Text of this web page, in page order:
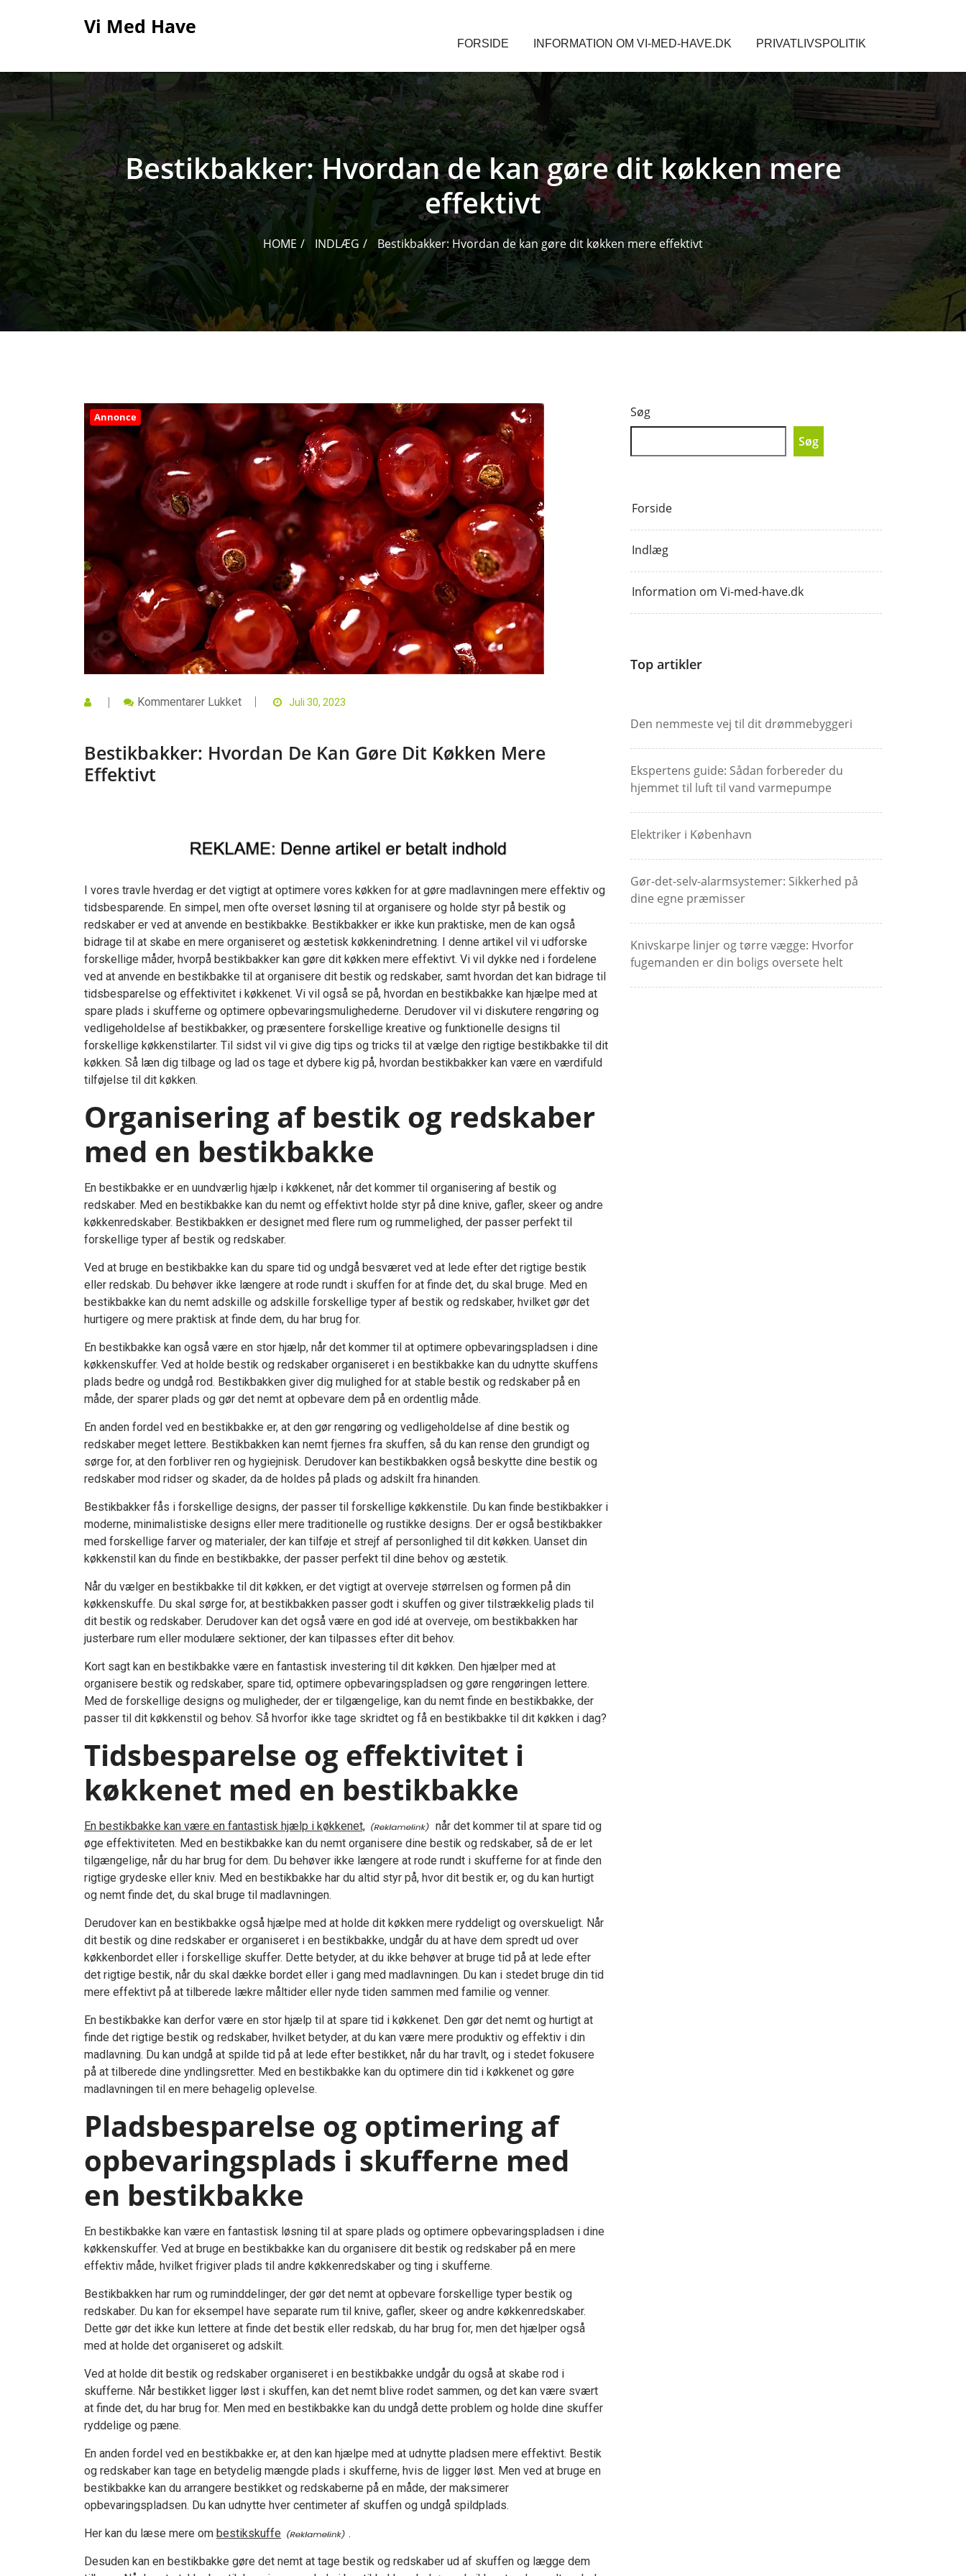
Vi Med Have
FORSIDE INFORMATION OM VI-MED-HAVE.DK PRIVATLIVSPOLITIK
Bestikbakker: Hvordan de kan gøre dit køkken mere
effektivt
HOME INDLÆG Bestikbakker: Hvordan de kan gøre dit køkken mere effektivt
Annonce
Kommentarer LukketTil
Kan
Gøre
Juli 30, 2023
Bestikbakker: Hvordan De Kan Gøre Dit Køkken Mere
Effektivt
I vores travle hverdag er det vigtigt at optimere vores køkken for at gøre madlavningen mere effektiv og
tidsbesparende. En simpel, men ofte overset løsning til at organisere og holde styr på bestik og
redskaber er ved at anvende en bestikbakke. Bestikbakker er ikke kun praktiske, men de kan også
bidrage til at skabe en mere organiseret og æstetisk køkkenindretning. I denne artikel vil vi udforske
forskellige måder, hvorpå bestikbakker kan gøre dit køkken mere effektivt. Vi vil dykke ned i fordelene
ved at anvende en bestikbakke til at organisere dit bestik og redskaber, samt hvordan det kan bidrage til
tidsbesparelse og effektivitet i køkkenet. Vi vil også se på, hvordan en bestikbakke kan hjælpe med at
spare plads i skufferne og optimere opbevaringsmulighederne. Derudover vil vi diskutere rengøring og
vedligeholdelse af bestikbakker, og præsentere forskellige kreative og funktionelle designs til
forskellige køkkenstilarter. Til sidst vil vi give dig tips og tricks til at vælge den rigtige bestikbakke til dit
køkken. Så læn dig tilbage og lad os tage et dybere kig på, hvordan bestikbakker kan være en værdifuld
tilføjelse til dit køkken.
Organisering af bestik og redskaber
med en bestikbakke
En bestikbakke er en uundværlig hjælp i køkkenet, når det kommer til organisering af bestik og
redskaber. Med en bestikbakke kan du nemt og effektivt holde styr på dine knive, gafler, skeer og andre
køkkenredskaber. Bestikbakken er designet med flere rum og rummelighed, der passer perfekt til
forskellige typer af bestik og redskaber.
Ved at bruge en bestikbakke kan du spare tid og undgå besværet ved at lede efter det rigtige bestik
eller redskab. Du behøver ikke længere at rode rundt i skuffen for at finde det, du skal bruge. Med en
bestikbakke kan du nemt adskille og adskille forskellige typer af bestik og redskaber, hvilket gør det
hurtigere og mere praktisk at finde dem, du har brug for.
En bestikbakke kan også være en stor hjælp, når det kommer til at optimere opbevaringspladsen i dine
køkkenskuffer. Ved at holde bestik og redskaber organiseret i en bestikbakke kan du udnytte skuffens
plads bedre og undgå rod. Bestikbakken giver dig mulighed for at stable bestik og redskaber på en
måde, der sparer plads og gør det nemt at opbevare dem på en ordentlig måde.
En anden fordel ved en bestikbakke er, at den gør rengøring og vedligeholdelse af dine bestik og
redskaber meget lettere. Bestikbakken kan nemt fjernes fra skuffen, så du kan rense den grundigt og
sørge for, at den forbliver ren og hygiejnisk. Derudover kan bestikbakken også beskytte dine bestik og
redskaber mod ridser og skader, da de holdes på plads og adskilt fra hinanden.
Bestikbakker fås i forskellige designs, der passer til forskellige køkkenstile. Du kan finde bestikbakker i
moderne, minimalistiske designs eller mere traditionelle og rustikke designs. Der er også bestikbakker
med forskellige farver og materialer, der kan tilføje et strejf af personlighed til dit køkken. Uanset din
køkkenstil kan du finde en bestikbakke, der passer perfekt til dine behov og æstetik.
Når du vælger en bestikbakke til dit køkken, er det vigtigt at overveje størrelsen og formen på din
køkkenskuffe. Du skal sørge for, at bestikbakken passer godt i skuffen og giver tilstrækkelig plads til
dit bestik og redskaber. Derudover kan det også være en god idé at overveje, om bestikbakken har
justerbare rum eller modulære sektioner, der kan tilpasses efter dit behov.
Kort sagt kan en bestikbakke være en fantastisk investering til dit køkken. Den hjælper med at
organisere bestik og redskaber, spare tid, optimere opbevaringspladsen og gøre rengøringen lettere.
Med de forskellige designs og muligheder, der er tilgængelige, kan du nemt finde en bestikbakke, der
passer til dit køkkenstil og behov. Så hvorfor ikke tage skridtet og få en bestikbakke til dit køkken i dag?
Tidsbesparelse og effektivitet i
køkkenet med en bestikbakke
En bestikbakke kan være en fantastisk hjælp i køkkenet,
når det kommer til at spare tid og
øge effektiviteten. Med en bestikbakke kan du nemt organisere dine bestik og redskaber, så de er let
tilgængelige, når du har brug for dem. Du behøver ikke længere at rode rundt i skufferne for at finde den
rigtige grydeske eller kniv. Med en bestikbakke har du altid styr på, hvor dit bestik er, og du kan hurtigt
og nemt finde det, du skal bruge til madlavningen.
Derudover kan en bestikbakke også hjælpe med at holde dit køkken mere ryddeligt og overskueligt. Når
dit bestik og dine redskaber er organiseret i en bestikbakke, undgår du at have dem spredt ud over
køkkenbordet eller i forskellige skuffer. Dette betyder, at du ikke behøver at bruge tid på at lede efter
det rigtige bestik, når du skal dække bordet eller i gang med madlavningen. Du kan i stedet bruge din tid
mere effektivt på at tilberede lækre måltider eller nyde tiden sammen med familie og venner.
En bestikbakke kan derfor være en stor hjælp til at spare tid i køkkenet. Den gør det nemt og hurtigt at
finde det rigtige bestik og redskaber, hvilket betyder, at du kan være mere produktiv og effektiv i din
madlavning. Du kan undgå at spilde tid på at lede efter bestikket, når du har travlt, og i stedet fokusere
på at tilberede dine yndlingsretter. Med en bestikbakke kan du optimere din tid i køkkenet og gøre
madlavningen til en mere behagelig oplevelse.
Pladsbesparelse og optimering af
opbevaringsplads i skufferne med
en bestikbakke
En bestikbakke kan være en fantastisk løsning til at spare plads og optimere opbevaringspladsen i dine
køkkenskuffer. Ved at bruge en bestikbakke kan du organisere dit bestik og redskaber på en mere
effektiv måde, hvilket frigiver plads til andre køkkenredskaber og ting i skufferne.
Bestikbakken har rum og ruminddelinger, der gør det nemt at opbevare forskellige typer bestik og
redskaber. Du kan for eksempel have separate rum til knive, gafler, skeer og andre køkkenredskaber.
Dette gør det ikke kun lettere at finde det bestik eller redskab, du har brug for, men det hjælper også
med at holde det organiseret og adskilt.
Ved at holde dit bestik og redskaber organiseret i en bestikbakke undgår du også at skabe rod i
skufferne. Når bestikket ligger løst i skuffen, kan det nemt blive rodet sammen, og det kan være svært
at finde det, du har brug for. Men med en bestikbakke kan du undgå dette problem og holde dine skuffer
ryddelige og pæne.
En anden fordel ved en bestikbakke er, at den kan hjælpe med at udnytte pladsen mere effektivt. Bestik
og redskaber kan tage en betydelig mængde plads i skufferne, hvis de ligger løst. Men ved at bruge en
bestikbakke kan du arrangere bestikket og redskaberne på en måde, der maksimerer
opbevaringspladsen. Du kan udnytte hver centimeter af skuffen og undgå spildplads.
Her kan du læse mere om bestikskuffe .
Desuden kan en bestikbakke gøre det nemt at tage bestik og redskaber ud af skuffen og lægge dem
Søg
Søg
Forside
Indlæg
Information om Vi-med-have.dk
Top artikler
Den nemmeste vej til dit drømmebyggeri
Ekspertens guide: Sådan forbereder du
hjemmet til luft til vand varmepumpe
Elektriker i København
Gør-det-selv-alarmsystemer: Sikkerhed på
dine egne præmisser
Knivskarpe linjer og tørre vægge: Hvorfor
fugemanden er din boligs oversete helt